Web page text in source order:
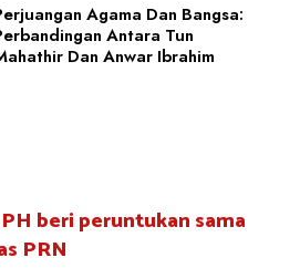
Agama Dan Bangsa:
Antara Tun
Dan Anwar Ibrahim
beri peruntukan sama
PRN